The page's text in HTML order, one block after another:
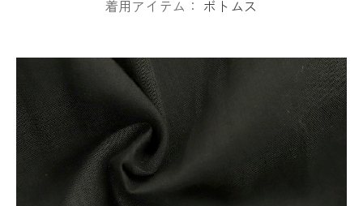
着用アイテム： ボトムス